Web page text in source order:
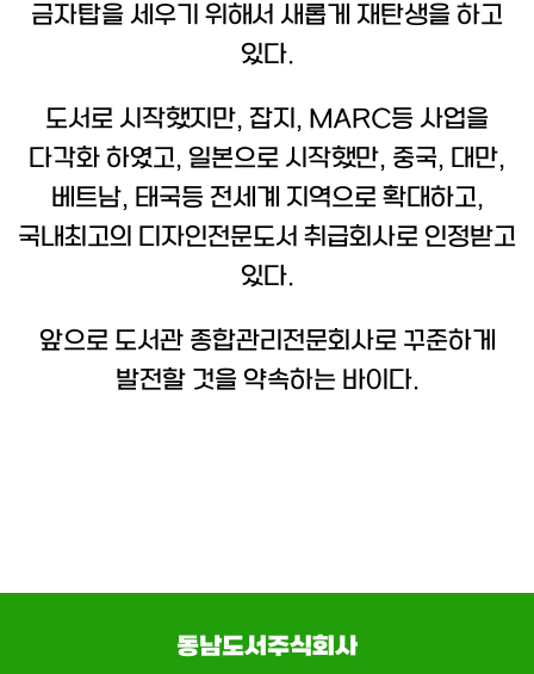
금자탑을 세우기 위해서 새롭게 재탄생을 하고
있다.
도서로 시작했지만, 잡지, MARC등 사업을
다각화 하였고, 일본으로 시작했만, 중국, 대만,
베트남, 태국등 전세계 지역으로 확대하고,
국내최고의 디자인전문도서 취급회사로 인정받고
있다.
앞으로 도서관 종합관리전문회사로 꾸준하게
발전할 것을 약속하는 바이다.
동남도서주식회사